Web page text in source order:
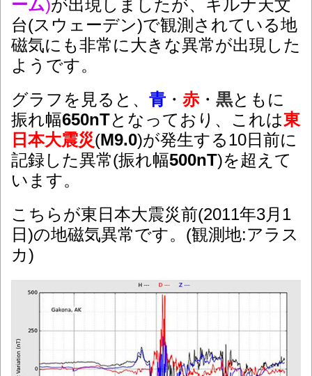
ーム)が出現しましたが、キルナ天文
台(スウェーデン)で観測されている地
磁気にも非常に大きな異常が出現した
ようです。
グラフを見ると、 青 ・ 赤・ 黒ともに
振れ幅650nTとなっており、これは東
日本大震災(M9.0)が発生する10日前に
記録した異常(振れ幅500nT)を超えて
います。
こちらが東日本大震災前(2011年3月1
日)の地磁気異常です。(観測地:アラス
カ)